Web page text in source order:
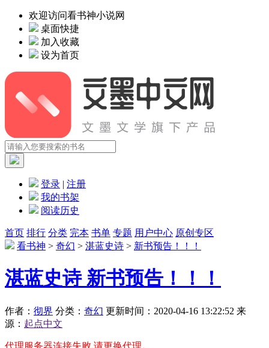
欢迎访问看书神小说网
桌面快捷
加入收藏
设为首页
登录 | 注册
我的书架
阅读历史
首页 排行 分类 完本 书单 专题 用户中心 原创专区
看书神 > 奇幻 > 湛蓝史诗 > 新书预告！！！
湛蓝史诗 新书预告！！！
作者： 彻界 分类： 奇幻 更新时间：2020-04-16 13:22:52 来
源： 起点中文
代理服务器连接失败,请更换代理。